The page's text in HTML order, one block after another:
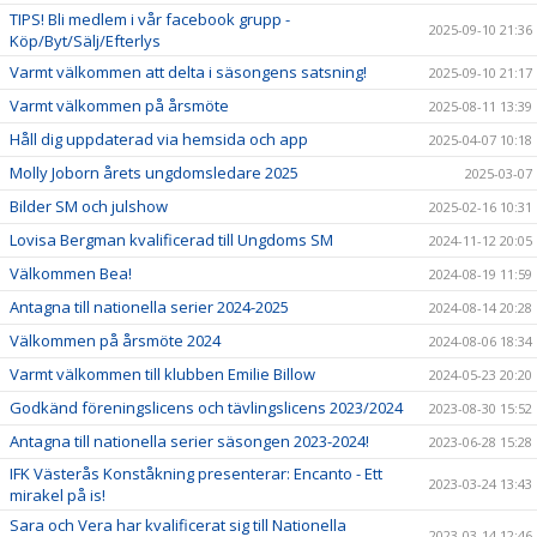
TIPS! Bli medlem i vår facebook grupp -
Köp/Byt/Sälj/Efterlys
2025-09-10 21:36
Varmt välkommen att delta i säsongens satsning! 2025-09-10 21:17
Varmt välkommen på årsmöte 2025-08-11 13:39
Håll dig uppdaterad via hemsida och app 2025-04-07 10:18
Molly Joborn årets ungdomsledare 2025 2025-03-07
Bilder SM och julshow 2025-02-16 10:31
Lovisa Bergman kvalificerad till Ungdoms SM 2024-11-12 20:05
Välkommen Bea! 2024-08-19 11:59
Antagna till nationella serier 2024-2025 2024-08-14 20:28
Välkommen på årsmöte 2024 2024-08-06 18:34
Varmt välkommen till klubben Emilie Billow 2024-05-23 20:20
Godkänd föreningslicens och tävlingslicens 2023/2024 2023-08-30 15:52
Antagna till nationella serier säsongen 2023-2024! 2023-06-28 15:28
IFK Västerås Konståkning presenterar: Encanto - Ett
mirakel på is!
2023-03-24 13:43
Sara och Vera har kvalificerat sig till Nationella